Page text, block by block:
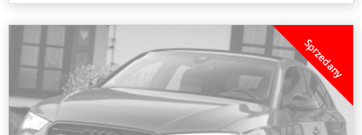
Sprzedany